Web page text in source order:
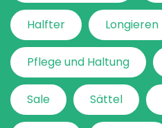
Halfter Longieren
Pflege und Haltung
Sale Sättel